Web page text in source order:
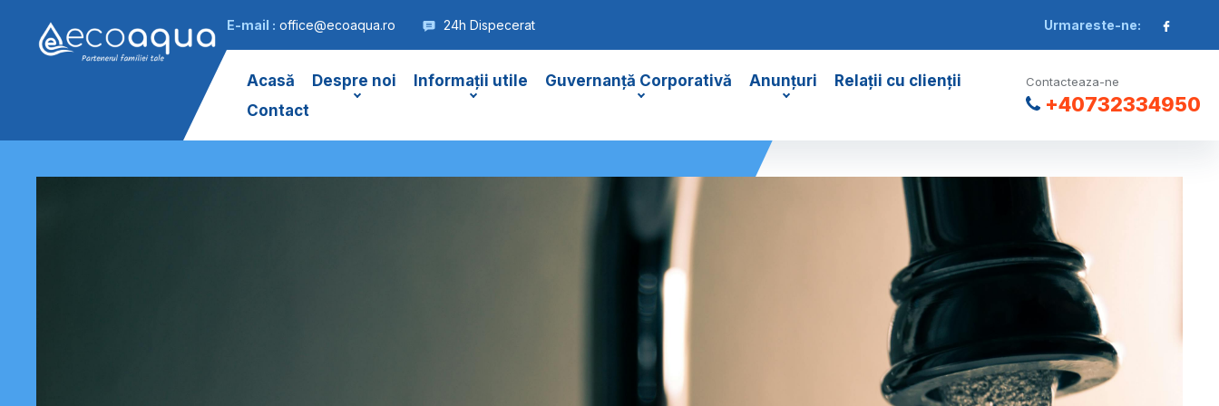
E-mail : office@ecoaqua.ro 24h Dispecerat Urmareste-ne:
Acasă Despre noi Informații utile Guvernanță Corporativă Anunțuri
Relații cu clienții
Contact
Contacteaza-ne
+40732334950